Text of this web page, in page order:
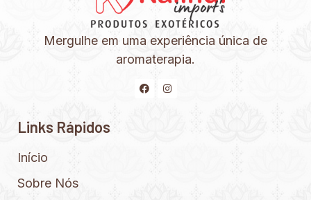
Mergulhe em uma experiência única de
aromaterapia.
Links Rápidos
Início
Sobre Nós